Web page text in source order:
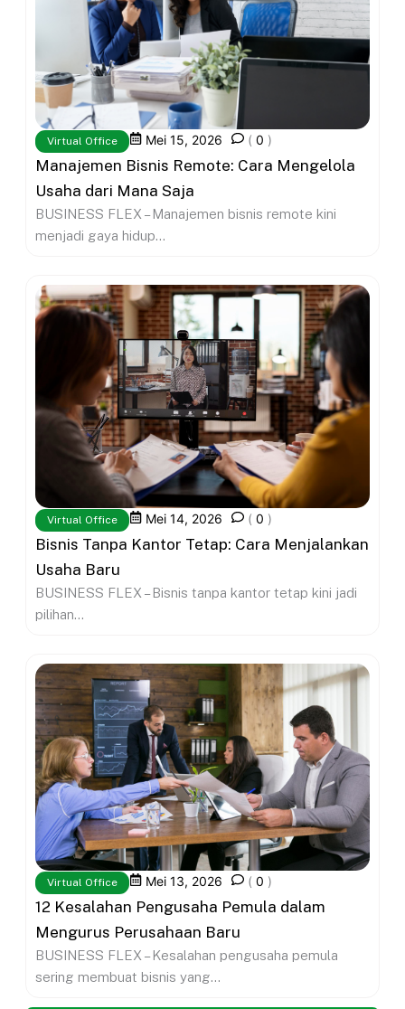
Virtual Office Mei 15, 2026 ( 0 )
Manajemen Bisnis Remote: Cara Mengelola
Usaha dari Mana Saja
BUSINESS FLEX – Manajemen bisnis remote kini
menjadi gaya hidup...
Virtual Office Mei 14, 2026 ( 0 )
Bisnis Tanpa Kantor Tetap: Cara Menjalankan
Usaha Baru
BUSINESS FLEX – Bisnis tanpa kantor tetap kini jadi
pilihan...
Virtual Office Mei 13, 2026 ( 0 )
12 Kesalahan Pengusaha Pemula dalam
Mengurus Perusahaan Baru
BUSINESS FLEX – Kesalahan pengusaha pemula
sering membuat bisnis yang...